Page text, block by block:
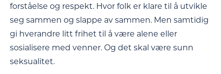
forståelse og respekt. Hvor folk er klare til å utvikle
seg sammen og slappe av sammen. Men samtidig
gi hverandre litt frihet til å være alene eller
sosialisere med venner. Og det skal være sunn
seksualitet.